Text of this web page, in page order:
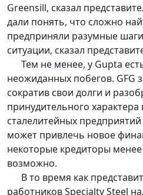
Greensill, сказал
дали понять, что сложно
предприняли разумные
ситуации, сказал
Тем не менее, у Gupta
неожиданных побегов. GFG
сократив свои долги и
принудительного
сталелитейных
может привлечь новое
некоторые кредиторы
возможно.
В то время как
работников Specialty Steel